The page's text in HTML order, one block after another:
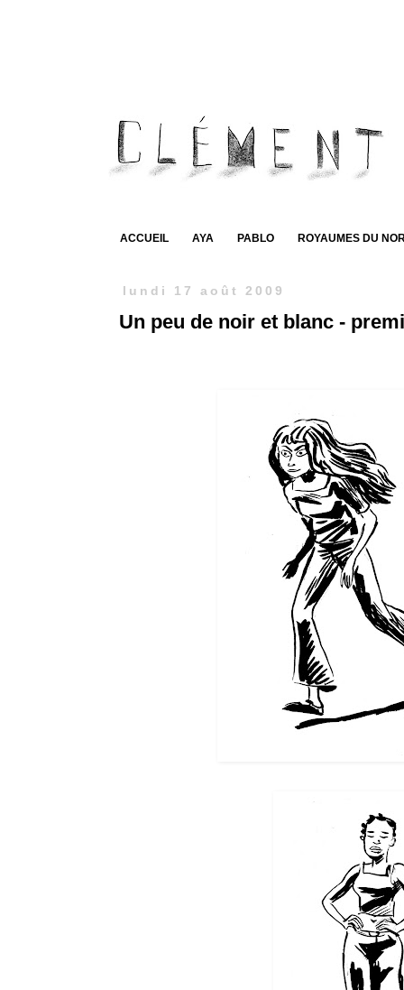
ACCUEIL AYA PABLO ROYAUMES DU
lundi 17 août 2009
Un peu de noir et blanc -